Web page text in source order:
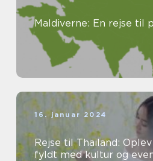
Maldiverne: En rejse til
16. januar 2024
Rejse til Thailand:
fyldt med kultur og